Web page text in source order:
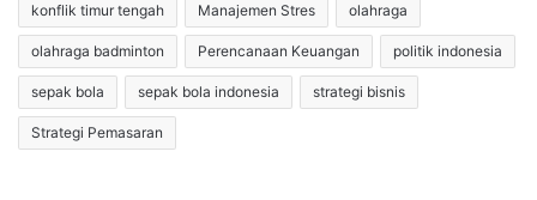
konflik timur tengah Manajemen Stres olahraga
olahraga badminton Perencanaan Keuangan politik indonesia
sepak bola sepak bola indonesia strategi bisnis
Strategi Pemasaran